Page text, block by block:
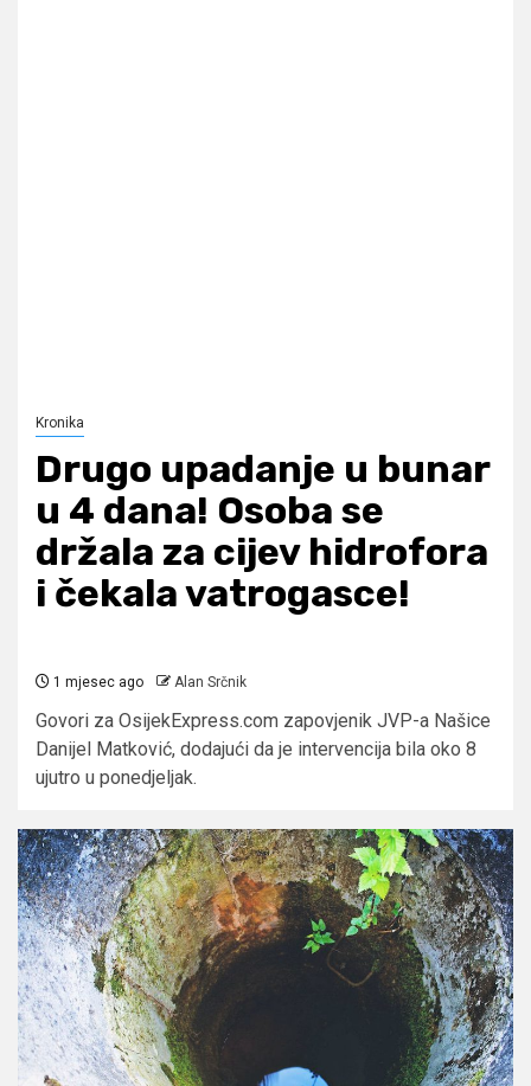
Kronika
Drugo upadanje u bunar
u 4 dana! Osoba se
držala za cijev hidrofora
i čekala vatrogasce!
1 mjesec ago Alan Srčnik
Govori za OsijekExpress.com zapovjenik JVP-a Našice
Danijel Matković, dodajući da je intervencija bila oko 8
ujutro u ponedjeljak.